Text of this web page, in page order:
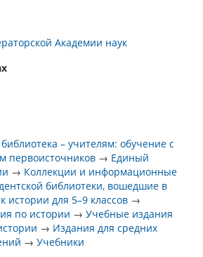
Академии наук
– учителям: обучение с
первоисточников → Единый
→ Коллекции и информационные
библиотеки, вошедшие в
истории для 5–9 классов →
по истории →Учебные издания
→ Издания для средних
→Учебники